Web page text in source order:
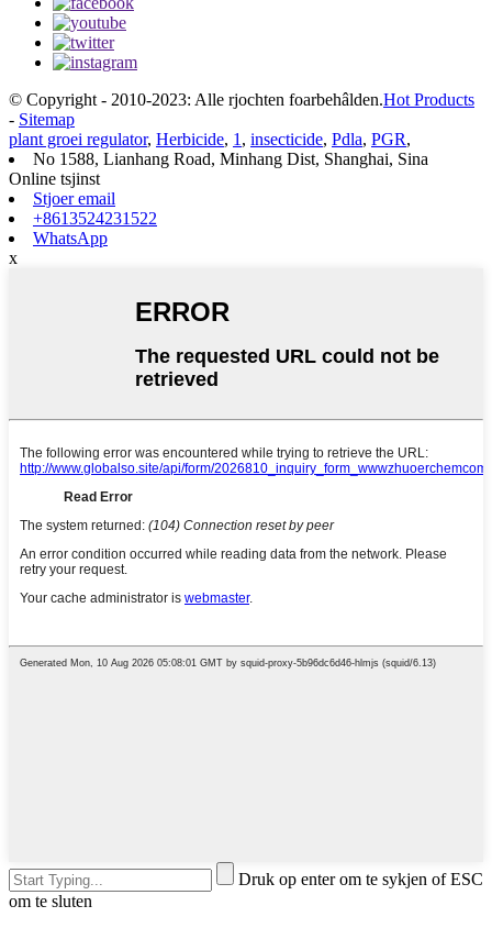
© Copyright - 2010-2023: Alle rjochten foarbehâlden.Hot Products
- Sitemap
plant groei regulator, Herbicide, 1 , insecticide, Pdla, PGR,
No 1588, Lianhang Road, Minhang Dist, Shanghai, Sina
Online tsjinst
Stjoer email
+8613524231522
WhatsApp
x
Druk op enter om te sykjen of ESC
om te sluten